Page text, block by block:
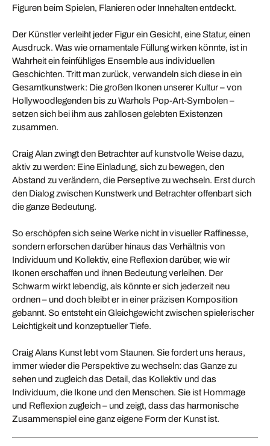
Figuren beim Spielen, Flanieren oder Innehalten entdeckt.
Der Künstler verleiht jeder Figur ein Gesicht, eine Statur, einen
Ausdruck. Was wie ornamentale Füllung wirken könnte, ist in
Wahrheit ein feinfühliges Ensemble aus individuellen
Geschichten. Tritt man zurück, verwandeln sich diese in ein
Gesamtkunstwerk: Die großen Ikonen unserer Kultur – von
Hollywoodlegenden bis zu Warhols Pop-Art-Symbolen –
setzen sich bei ihm aus zahllosen gelebten Existenzen
zusammen.
Craig Alan zwingt den Betrachter auf kunstvolle Weise dazu,
aktiv zu werden: Eine Einladung, sich zu bewegen, den
Abstand zu verändern, die Perseptive zu wechseln. Erst durch
den Dialog zwischen Kunstwerk und Betrachter offenbart sich
die ganze Bedeutung.
So erschöpfen sich seine Werke nicht in visueller Raffinesse,
sondern erforschen darüber hinaus das Verhältnis von
Individuum und Kollektiv, eine Reflexion darüber, wie wir
Ikonen erschaffen und ihnen Bedeutung verleihen. Der
Schwarm wirkt lebendig, als könnte er sich jederzeit neu
ordnen – und doch bleibt er in einer präzisen Komposition
gebannt. So entsteht ein Gleichgewicht zwischen spielerischer
Leichtigkeit und konzeptueller Tiefe.
Craig Alans Kunst lebt vom Staunen. Sie fordert uns heraus,
immer wieder die Perspektive zu wechseln: das Ganze zu
sehen und zugleich das Detail, das Kollektiv und das
Individuum, die Ikone und den Menschen. Sie ist Hommage
und Reflexion zugleich – und zeigt, dass das harmonische
Zusammenspiel eine ganz eigene Form der Kunst ist.